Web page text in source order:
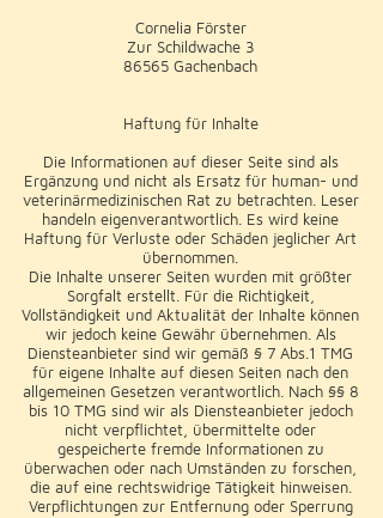
Cornelia Förster
Zur Schildwache 3
86565 Gachenbach
Haftung für Inhalte
Die Informationen auf dieser Seite sind als
Ergänzung und nicht als Ersatz für human- und
veterinärmedizinischen Rat zu betrachten. Leser
handeln eigenverantwortlich. Es wird keine
Haftung für Verluste oder Schäden jeglicher Art
übernommen.
Die Inhalte unserer Seiten wurden mit größter
Sorgfalt erstellt. Für die Richtigkeit,
Vollständigkeit und Aktualität der Inhalte können
wir jedoch keine Gewähr übernehmen. Als
Diensteanbieter sind wir gemäß § 7 Abs.1 TMG
für eigene Inhalte auf diesen Seiten nach den
allgemeinen Gesetzen verantwortlich. Nach §§ 8
bis 10 TMG sind wir als Diensteanbieter jedoch
nicht verpflichtet, übermittelte oder
gespeicherte fremde Informationen zu
überwachen oder nach Umständen zu forschen,
die auf eine rechtswidrige Tätigkeit hinweisen.
Verpflichtungen zur Entfernung oder Sperrung